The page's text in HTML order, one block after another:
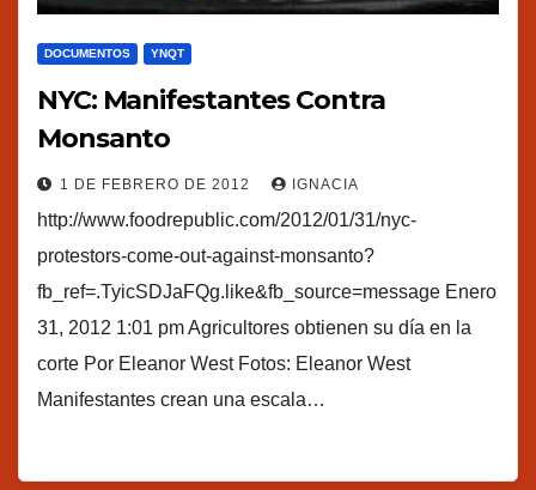
DOCUMENTOS YNQT
NYC: Manifestantes Contra
Monsanto
1 DE FEBRERO DE 2012 IGNACIA
http://www.foodrepublic.com/2012/01/31/nyc-
protestors-come-out-against-monsanto?
fb_ref=.TyicSDJaFQg.like&fb_source=message Enero
31, 2012 1:01 pm Agricultores obtienen su día en la
corte Por Eleanor West Fotos: Eleanor West
Manifestantes crean una escala…